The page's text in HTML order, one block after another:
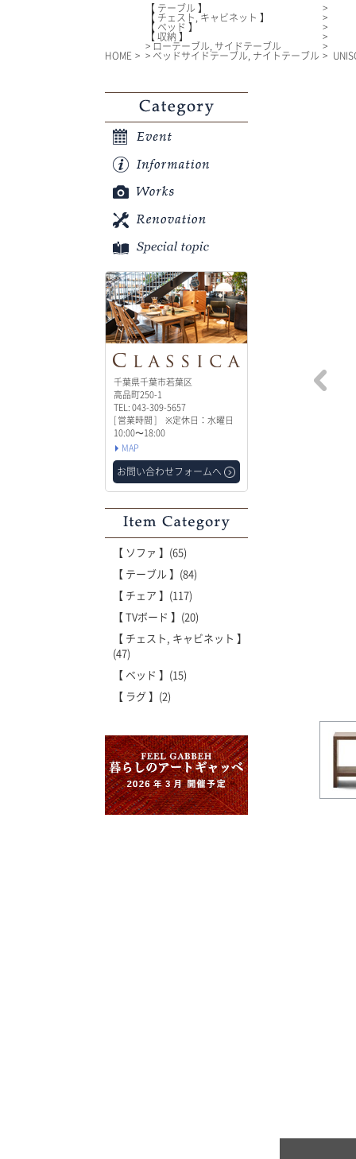
HOME
【 テーブル 】
【 チェスト, キャビネット 】
【 ベッド 】
【 収納 】
> ローテーブル, サイドテーブル
> ベッドサイドテーブル, ナイトテーブル
千葉県千葉市若葉区
高品町250-1
TEL: 043-309-5657
[ 営業時間 ] ※定休日：水曜日
10:00〜18:00
MAP
お問い合わせフォームへ
【 ソファ 】(65)
【 テーブル 】(84)
【 チェア 】(117)
【 TVボード 】(20)
【 チェスト, キャビネット 】
(47)
【 ベッド 】(15)
【 ラグ 】(2)
'世界でたった一